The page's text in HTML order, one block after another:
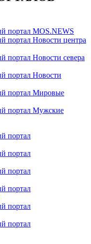
портал MOS.NEWS
портал Новости центра
портал Новости севера
портал Новости
портал Мировые
портал Мужские
портал
портал
портал
портал
портал
портал